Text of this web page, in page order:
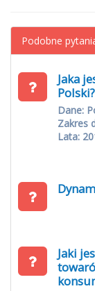
Podobne
Jaka
Polski?
Dane:
Zakres
Lata:
Jaki